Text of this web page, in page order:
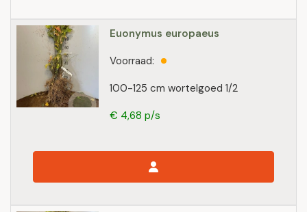
Euonymus europaeus
100-125 cm wortelgoed 1/2
Voorraad:
€ 4,68 p/s